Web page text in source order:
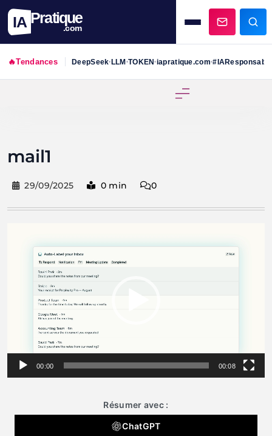
IA Pratique
.com
🔥Tendances DeepSeek•LLM•TOKEN•iapratique.com•#IAResponsable
mail1
29/09/2025 0 min 0
00:00 00:08
Résumer avec :
ChatGPT